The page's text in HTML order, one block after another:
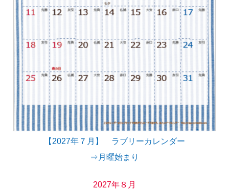
【2027年７月】 ラブリーカレンダー
⇒月曜始まり
2027年８月